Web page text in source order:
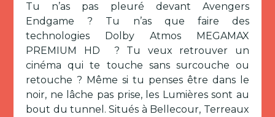
Tu n’as pas pleuré devant Avengers
Endgame ? Tu n’as que faire des
technologies Dolby Atmos MEGAMAX
PREMIUM HD ? Tu veux retrouver un
cinéma qui te touche sans surcouche ou
retouche ? Même si tu penses être dans le
noir, ne lâche pas prise, les Lumières sont au
bout du tunnel. Situés à Bellecour, Terreaux